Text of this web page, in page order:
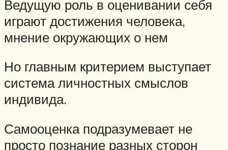
Ведущую роль в оценивании себя
играют достижения человека,
мнение окружающих о нем
Но главным критерием выступает
система личностных смыслов
индивида.
Самооценка подразумевает не
просто познание разных сторон